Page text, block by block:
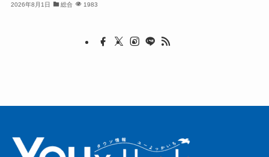
2026年8月1日 総合 1983